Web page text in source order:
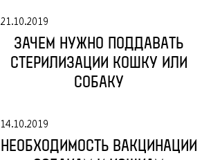
21.10.2019
ЗАЧЕМ НУЖНО ПОДДАВАТЬ
СТЕРИЛИЗАЦИИ КОШКУ ИЛИ
СОБАКУ
14.10.2019
НЕОБХОДИМОСТЬ ВАКЦИНАЦИИ